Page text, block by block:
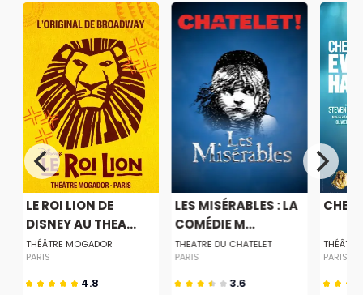
LE ROI LION DE
DISNEY AU THEA...
THÉÂTRE MOGADOR
PARIS
4.8
LES MISÉRABLES : LA
COMÉDIE M...
THEATRE DU CHATELET
PARIS
3.6
CHER
PARIS